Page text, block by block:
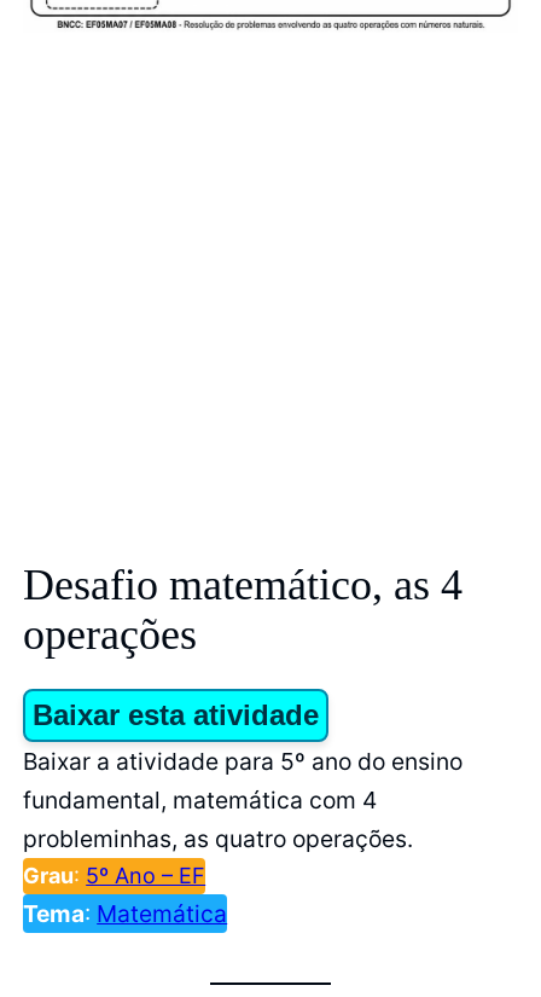
Desafio matemático, as 4
operações
Baixar esta atividade
Baixar a atividade para 5º ano do ensino
fundamental, matemática com 4
probleminhas, as quatro operações.
Grau: 5º Ano – EF
Tema: Matemática